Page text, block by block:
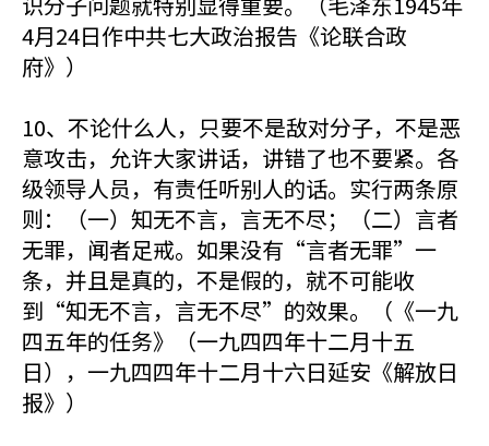
4月24日作中共七大政治报告《论联合政
府》）
10、不论什么人，只要不是敌对分子，不是恶
意攻击，允许大家讲话，讲错了也不要紧。各
级领导人员，有责任听别人的话。实行两条原
则：（一）知无不言，言无不尽；（二）言者
无罪，闻者足戒。如果没有“言者无罪”一
条，并且是真的，不是假的，就不可能收
到“知无不言，言无不尽”的效果。（《一九
四五年的任务》（一九四四年十二月十五
日），一九四四年十二月十六日延安《解放日
报》）